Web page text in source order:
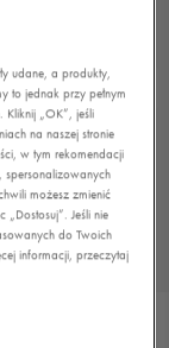
1/3
udane, a produkty,
to jednak przy pełnym
„OK”, jeśli
na naszej stronie
w tym rekomendacji
możesz zmienić
Jeśli nie
do Twoich
informacji, przeczytaj